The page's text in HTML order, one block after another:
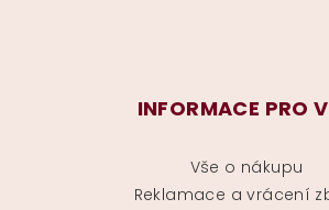
INFORMACE PRO
Vše o nákupu
Reklamace a vrácení